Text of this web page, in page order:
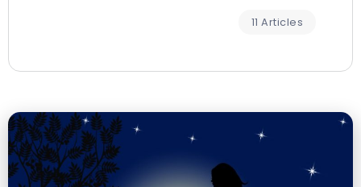
11 Articles